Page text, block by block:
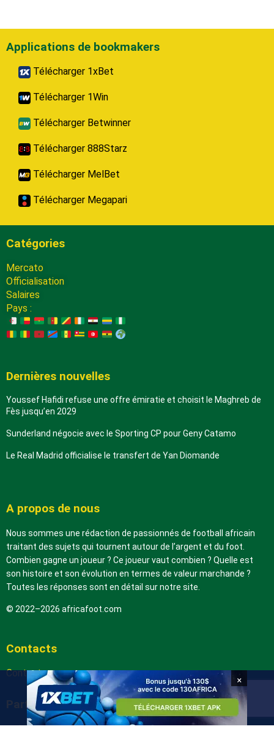
Applications de bookmakers
Télécharger 1xBet
Télécharger 1Win
Télécharger Betwinner
Télécharger 888Starz
Télécharger MelBet
Télécharger Megapari
Catégories
Mercato
Officialisation
Salaires
Pays :
Dernières nouvelles
Youssef Hafidi refuse une offre émiratie et choisit le Maghreb de
Fès jusqu’en 2029
Sunderland négocie avec le Sporting CP pour Geny Catamo
Le Real Madrid officialise le transfert de Yan Diomande
A propos de nous
Nous sommes une rédaction de passionnés de football africain
traitant des sujets qui tournent autour de l’argent et du foot.
Combien gagne un joueur ? Ce joueur vaut combien ? Quelle est
son histoire et son évolution en termes de valeur marchande ?
Toutes les réponses sont en détail sur notre site.
© 2022–2026 africafoot.com
Contacts
Contactez-nous
Partenaires
arabic.africafoot.com
×